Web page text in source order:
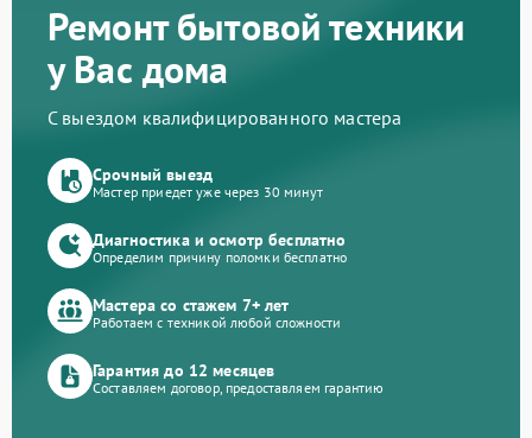
Ремонт бытовой техники
у Вас дома
С выездом квалифицированного мастера
Срочный выезд
Мастер приедет уже через 30 минут
Диагностика и осмотр бесплатно
Определим причину поломки бесплатно
Мастера со стажем 7+ лет
Работаем с техникой любой сложности
Гарантия до 12 месяцев
Составляем договор, предоставляем гарантию